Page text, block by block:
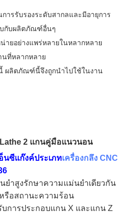
รรับรองระดับสากลและมีอายุการ
บกับผลิตภัณฑ์อื่นๆ
ยอย่างแพร่หลายในหลากหลาย
นที่หลากหลาย
ผลิตภัณฑ์นี้จึงถูกนำไปใช้ในงาน
2 แกนคู่มือแนวนอน
ซีแก๊งค์ประเภทเครื่องกลึง CNC
ยำสูงรักษาความแม่นยำเดียวกัน
รือสถานะความร้อน
การประกอบแกน X และแกน Z